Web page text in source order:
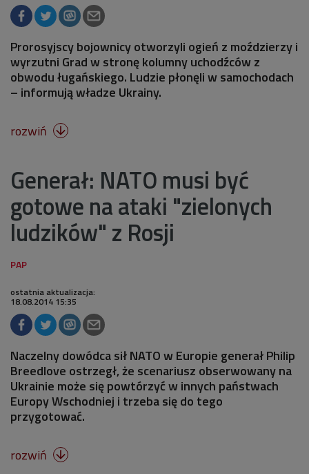
Prorosyjscy bojownicy otworzyli ogień z moździerzy i
wyrzutni Grad w stronę kolumny uchodźców z
obwodu ługańskiego. Ludzie płonęli w samochodach
– informują władze Ukrainy.
rozwiń 
Generał: NATO musi być
gotowe na ataki "zielonych
ludzików" z Rosji
ostatnia aktualizacja:
18.08.2014 15:35
Naczelny dowódca sił NATO w Europie generał Philip
Breedlove ostrzegł, że scenariusz obserwowany na
Ukrainie może się powtórzyć w innych państwach
Europy Wschodniej i trzeba się do tego
przygotować.
rozwiń 